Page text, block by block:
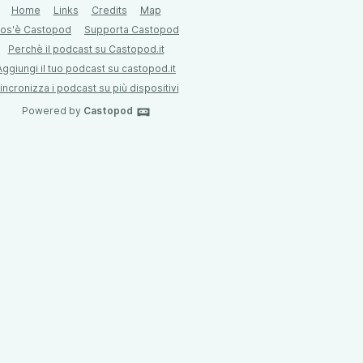
Home Links Credits
Map
Castopod
Supporta Castopod
Perchè il podcast su Castopod.it
il tuo podcast su castopod.it
i podcast su più dispositivi
Powered by Castopod